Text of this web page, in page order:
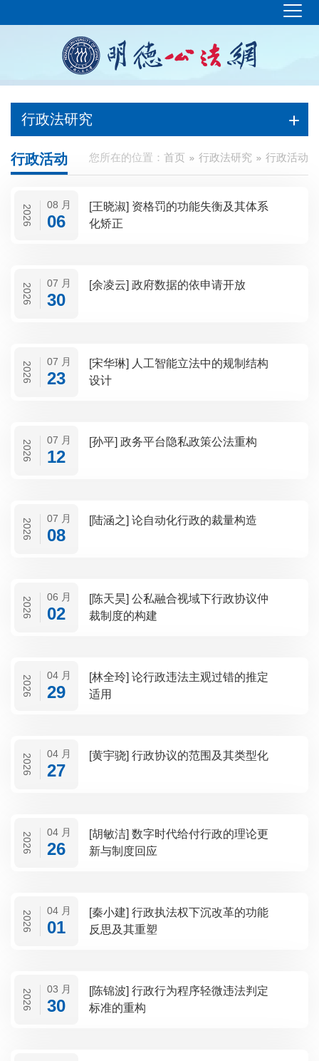
行政法研究
您所在的位置： 首页 行政法研究 行政活动
行政活动
2026 08 月
06
[王晓淑] 资格罚的功能失衡及其体系
化矫正
2026 07 月
30
[余凌云] 政府数据的依申请开放
2026 07 月
23
[宋华琳] 人工智能立法中的规制结构
设计
2026 07 月
12
[孙平] 政务平台隐私政策公法重构
2026 07 月
08
[陆涵之] 论自动化行政的裁量构造
2026 06 月
02
[陈天昊] 公私融合视域下行政协议仲
裁制度的构建
2026 04 月
29
[林全玲] 论行政违法主观过错的推定
适用
2026 04 月
27
[黄宇骁] 行政协议的范围及其类型化
2026 04 月
26
[胡敏洁] 数字时代给付行政的理论更
新与制度回应
2026 04 月
01
[秦小建] 行政执法权下沉改革的功能
反思及其重塑
2026 03 月
30
[陈锦波] 行政行为程序轻微违法判定
标准的重构